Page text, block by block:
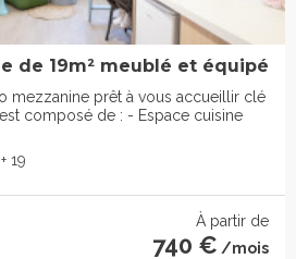
de 19m² meublé et équipé
mezzanine prêt à vous accueillir clé
composé de : - Espace cuisine
+ 19
À partir de
740 € /mois